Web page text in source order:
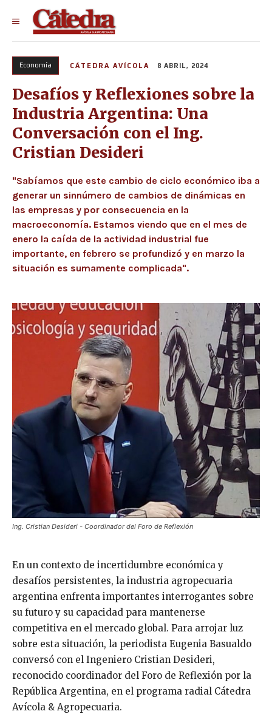
Economía CÁTEDRA AVÍCOLA 8 ABRIL, 2024
Desafíos y Reflexiones sobre la
Industria Argentina: Una
Conversación con el Ing.
Cristian Desideri
"Sabíamos que este cambio de ciclo económico iba a
generar un sinnúmero de cambios de dinámicas en
las empresas y por consecuencia en la
macroeconomía. Estamos viendo que en el mes de
enero la caída de la actividad industrial fue
importante, en febrero se profundizó y en marzo la
situación es sumamente complicada".
Ing. Cristian Desideri - Coordinador del Foro de Reflexión
En un contexto de incertidumbre económica y
desafíos persistentes, la industria agropecuaria
argentina enfrenta importantes interrogantes sobre
su futuro y su capacidad para mantenerse
competitiva en el mercado global. Para arrojar luz
sobre esta situación, la periodista Eugenia Basualdo
conversó con el Ingeniero Cristian Desideri,
reconocido coordinador del Foro de Reflexión por la
República Argentina, en el programa radial Cátedra
Avícola & Agropecuaria.